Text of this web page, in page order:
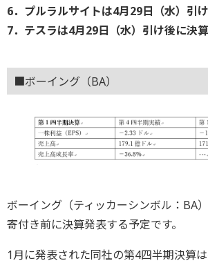
6．プルラルサイトは4月29日（水）引
7．テスラは4月29日（水）引け後に決
■ボーイング（BA）
ボーイング（ティッカーシンボル：BA
寄付き前に決算発表する予定です。
1月に発表された同社の第4四半期決算